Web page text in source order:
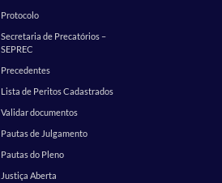
Protocolo
Secretaria de Precatórios –
SEPREC
Precedentes
Lista de Peritos Cadastrados
Validar documentos
Pautas de Julgamento
Pautas do Pleno
Justiça Aberta